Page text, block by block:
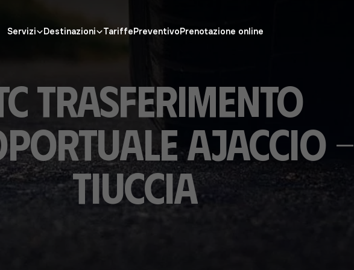
Servizi Destinazioni TariffePreventivoPrenotazione online
Trasferimento
Ajaccio -
Tiuccia